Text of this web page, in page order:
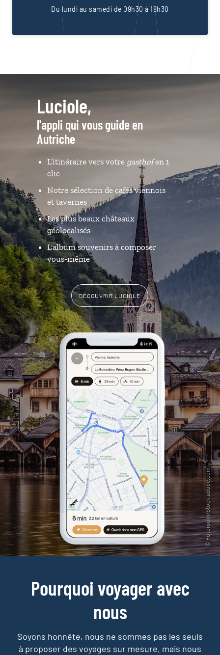
Du lundi au samedi de 09h30 à 18h30
Luciole,
l'appli qui vous guide en
Autriche
L’itinéraire vers votre gasthofen 1
clic
Notre sélection de cafés viennois
et tavernes
Les plus beaux châteaux
géolocalisés
L'album souvenirs à composer
vous-même
DÉCOUVRIR LUCIOLE
Pourquoi voyager avec
nous
Soyons honnête, nous ne sommes pas les seuls
à proposer des voyages sur mesure, mais nous